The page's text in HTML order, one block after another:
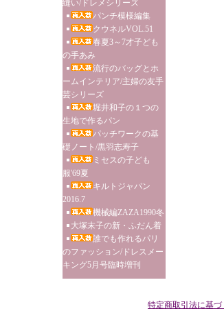
縫い/ドレメシリーズ
パンチ模様編集
クウネルVOL.51
春夏3～7才子ども
の手あみ
流行のバッグとホ
ームインテリア/主婦の友手
芸シリーズ
堀井和子の１つの
生地で作るパン
パッチワークの基
礎ノート/黒羽志寿子
ミセスの子ども
服'69夏
キルトジャパン
2016.7
機械編ZAZA1990冬
大塚末子の新・ふだん着
誰でも作れるパリ
のファッション/ドレスメー
キング5月号臨時増刊
特定商取引法に基づ